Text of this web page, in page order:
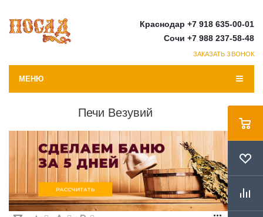
Краснодар +7 918 635-00-01
Сочи +7 988 237-58-48
ЗАКАЗАТЬ ЗВОНОК
МЕНЮ
Печи Везувий